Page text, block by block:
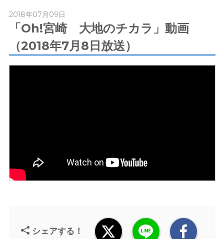
2018年07月09日
「Oh!宮崎 大地のチカラ」動画
（2018年7月8日放送）
シェアする！